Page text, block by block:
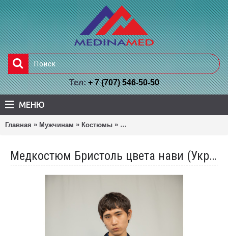
Тел:+ 7 (707) 546-50-50
МЕНЮ
Главная » Мужчинам » Костюмы » Медкостюм Бристоль цвета
Медкостюм Бристоль цвета нави (Украина)